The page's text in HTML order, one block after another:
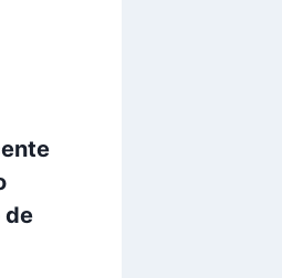
de